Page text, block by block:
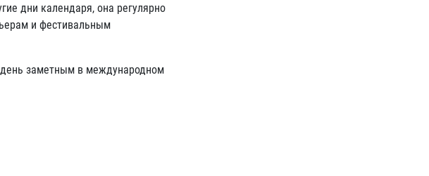
дни календаря, она регулярно
и фестивальным
день заметным в международном